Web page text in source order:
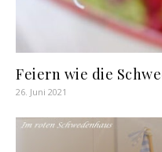
Feiern wie die
26. Juni 2021